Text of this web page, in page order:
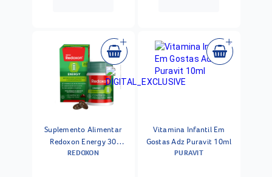
Suplemento Alimentar
Redoxon Energy 30
Cápsulas
REDOXON
Vitamina Infantil Em
Gostas Adz Puravit 10ml
PURAVIT